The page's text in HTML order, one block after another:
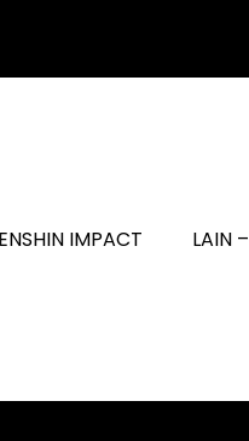
IMPACT LAIN